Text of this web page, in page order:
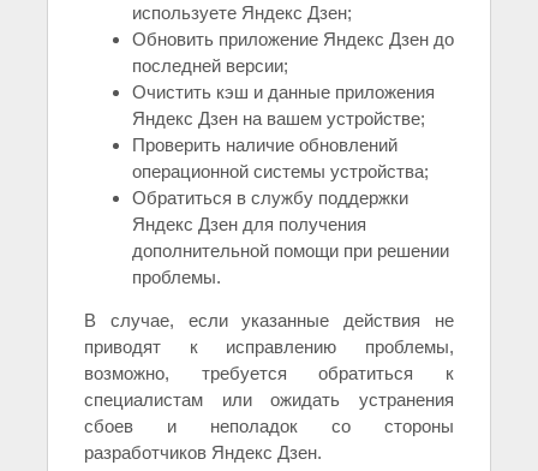
используете Яндекс Дзен;
Обновить приложение Яндекс Дзен до
последней версии;
Очистить кэш и данные приложения
Яндекс Дзен на вашем устройстве;
Проверить наличие обновлений
операционной системы устройства;
Обратиться в службу поддержки
Яндекс Дзен для получения
дополнительной помощи при решении
проблемы.
В случае, если указанные действия не
приводят к исправлению проблемы,
возможно, требуется обратиться к
специалистам или ожидать устранения
сбоев и неполадок со стороны
разработчиков Яндекс Дзен.